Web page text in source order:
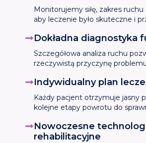
Monitorujemy siłę, zakres
aby leczenie było skuteczne i
Dokładna diagnostyka
Szczegółowa analiza ruchu
rzeczywistą przyczynę
Indywidualny plan
Każdy pacjent otrzymuje jasny
kolejne etapy powrotu do
Nowoczesne
rehabilitacyjne